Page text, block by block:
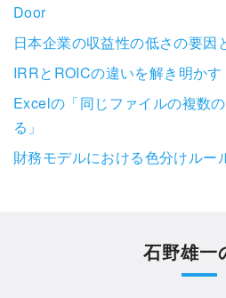
Door
日本企業の収益性の低さの要因
IRRとROICの違いを解き明かす
Excelの「同じファイルの複数
る」
財務モデルにおける色分けルー
石野雄一